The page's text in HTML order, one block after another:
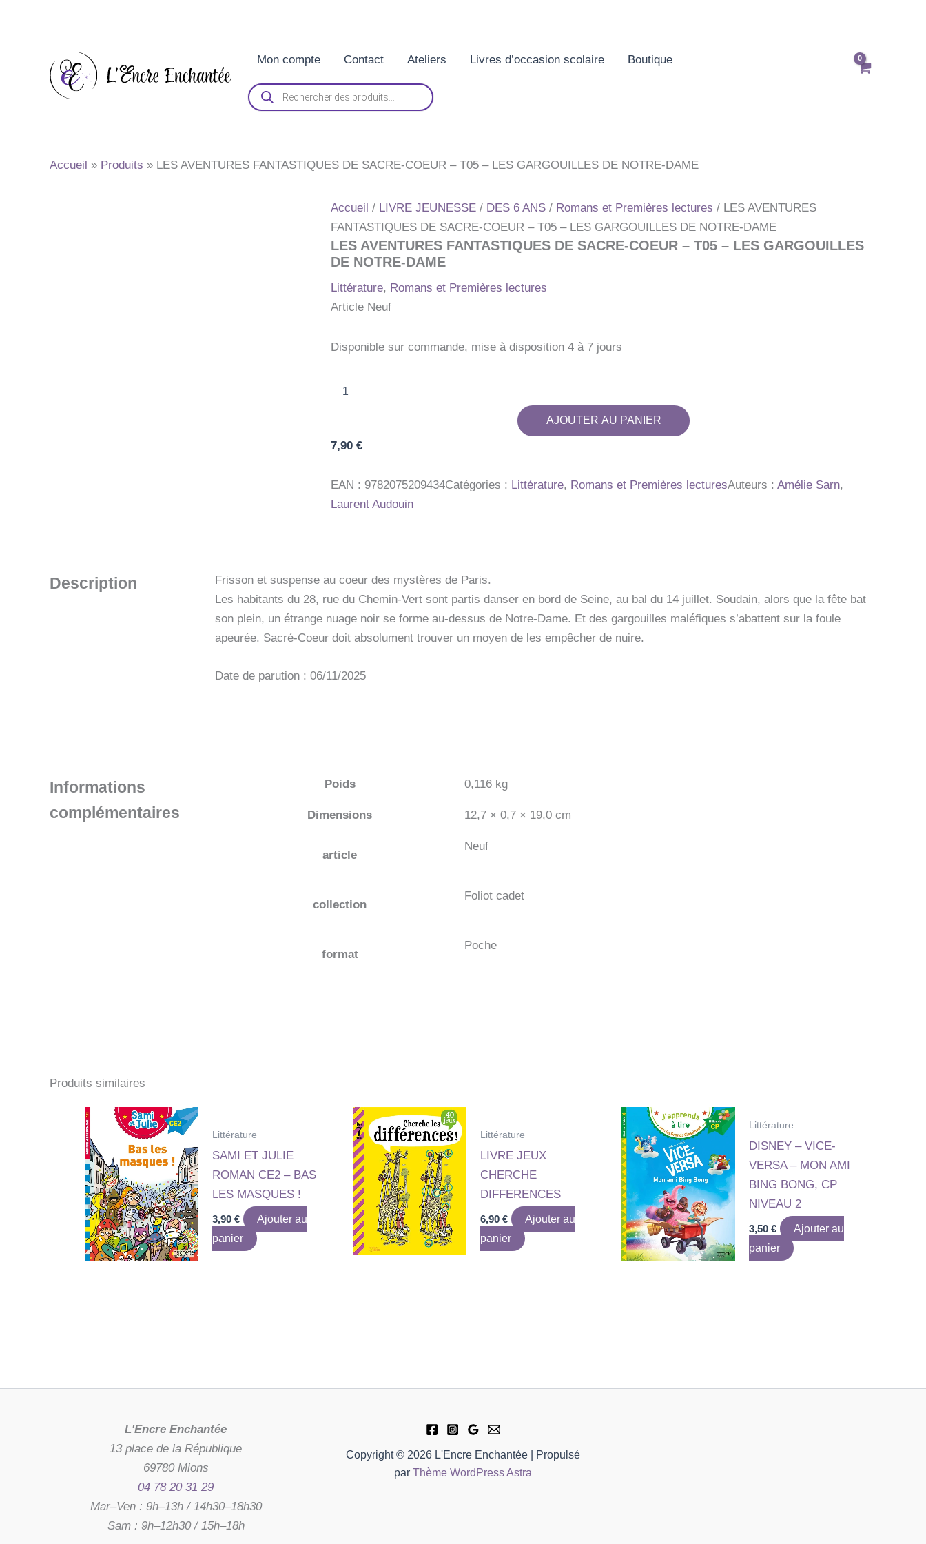
Mon compte Contact Ateliers Livres d’occasion scolaire Boutique
Recherche
de
produits
Accueil Produits LES AVENTURES FANTASTIQUES DE SACRE-COEUR – T05 – LES GARGOUILLES DE NOTRE-DAME
Accueil / LIVRE JEUNESSE / DES 6 ANS / Romans et Premières lectures / LES AVENTURES
FANTASTIQUES DE SACRE-COEUR – T05 – LES GARGOUILLES DE NOTRE-DAME
LES AVENTURES FANTASTIQUES DE SACRE-COEUR – T05 – LES GARGOUILLES
DE NOTRE-DAME
Littérature, Romans et Premières lectures
Article Neuf
Disponible sur commande, mise à disposition 4 à 7 jours
FANTASTIQUES
DE
COEUR
T05
NOTRE-
AJOUTER AU PANIER
7,90 €
EAN : 9782075209434Catégories : Littérature, Romans et Premières lecturesAuteurs : Amélie Sarn,
Laurent Audouin
Description
Frisson et suspense au coeur des mystères de Paris.
Les habitants du 28, rue du Chemin-Vert sont partis danser en bord de Seine, au bal du 14 juillet. Soudain, alors que la fête bat
son plein, un étrange nuage noir se forme au-dessus de Notre-Dame. Et des gargouilles maléfiques s’abattent sur la foule
apeurée. Sacré-Coeur doit absolument trouver un moyen de les empêcher de nuire.
Date de parution : 06/11/2025
Informations
complémentaires
Poids 0,116 kg
Dimensions 12,7 × 0,7 × 19,0 cm
article
Neuf
collection
Foliot cadet
format
Poche
Produits similaires
Littérature
SAMI ET JULIE
ROMAN CE2 – BAS
LES MASQUES !
3,90 €
Ajouter au
panier
Littérature
LIVRE JEUX
CHERCHE
DIFFERENCES
6,90€
Ajouter au
panier
Littérature
DISNEY – VICE-
VERSA – MON AMI
BING BONG, CP
NIVEAU 2
3,50€
Ajouter au
panier
L'Encre Enchantée
13 place de la République
69780 Mions
04 78 20 31 29
Mar–Ven : 9h–13h / 14h30–18h30
Sam : 9h–12h30 / 15h–18h
Copyright © 2026 L'Encre Enchantée | Propulsé
par Thème WordPress Astra